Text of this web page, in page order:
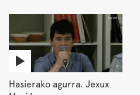
Hasierako agurra. Jexux